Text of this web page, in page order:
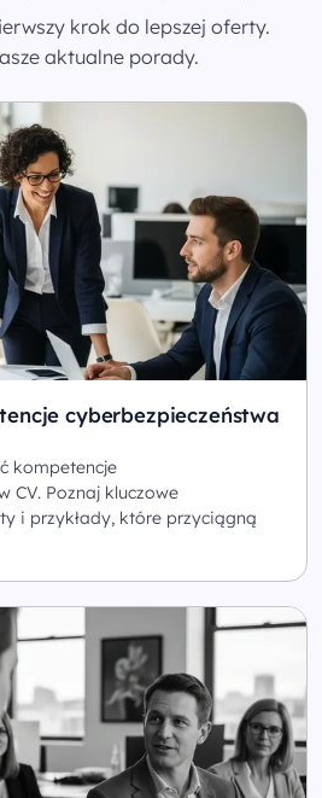
krok do lepszej oferty.
aktualne porady.
cyberbezpieczeństwa
kompetencje
CV. Poznaj kluczowe
i przykłady, które przyciągną